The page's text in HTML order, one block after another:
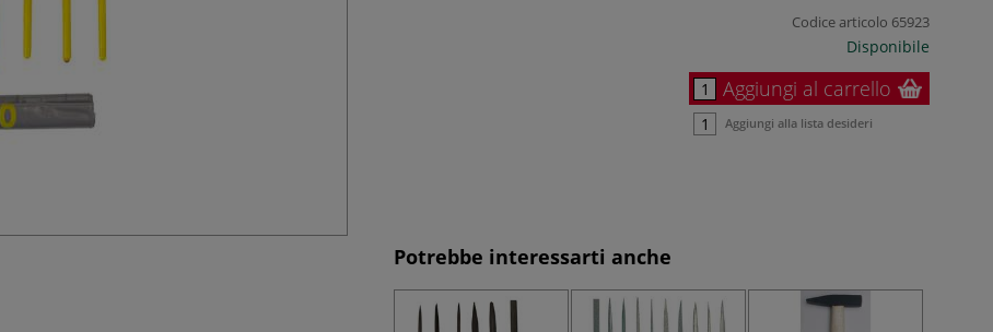
Codice articolo 65923
Disponibile
Aggiungi al carrello
Aggiungi alla lista desideri
Potrebbe interessarti anche